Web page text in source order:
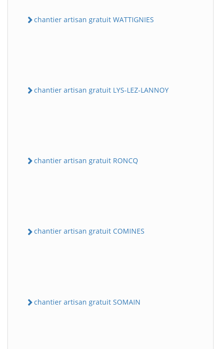
chantier artisan gratuit WATTIGNIES
chantier artisan gratuit LYS-LEZ-LANNOY
chantier artisan gratuit RONCQ
chantier artisan gratuit COMINES
chantier artisan gratuit SOMAIN